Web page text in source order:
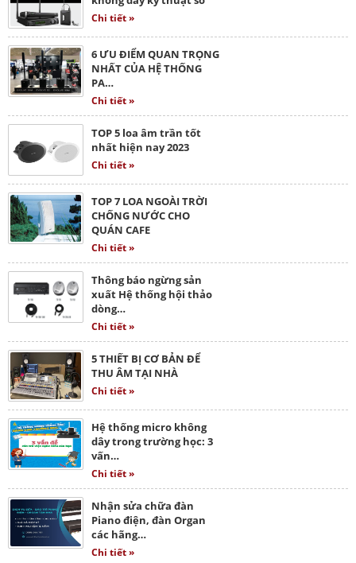
Chi tiết »
6 ƯU ĐIỂM QUAN TRỌNG
NHẤT CỦA HỆ THỐNG
PA…
Chi tiết »
TOP 5 loa âm trần tốt
nhất hiện nay 2023
Chi tiết »
TOP 7 LOA NGOÀI TRỜI
CHỐNG NƯỚC CHO
QUÁN CAFE
Chi tiết »
Thông báo ngừng sản
xuất Hệ thống hội thảo
dòng…
Chi tiết »
5 THIẾT BỊ CƠ BẢN ĐỂ
THU ÂM TẠI NHÀ
Chi tiết »
Hệ thống micro không
dây trong trường học: 3
vấn…
Chi tiết »
Nhận sửa chữa đàn
Piano điện, đàn Organ
các hãng…
Chi tiết »